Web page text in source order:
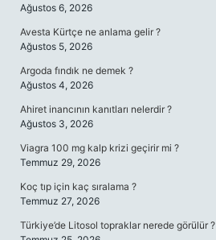
Ağustos 6, 2026
Avesta Kürtçe ne anlama gelir ?
Ağustos 5, 2026
Argoda fındık ne demek ?
Ağustos 4, 2026
Ahiret inancının kanıtları nelerdir ?
Ağustos 3, 2026
Viagra 100 mg kalp krizi geçirir mi ?
Temmuz 29, 2026
Koç tıp için kaç sıralama ?
Temmuz 27, 2026
Türkiye’de Litosol topraklar nerede görülür ?